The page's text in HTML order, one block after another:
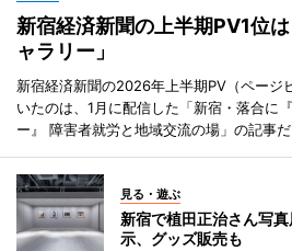
新宿経済新聞の上半期PV1位
ャラリー」
新宿経済新聞の2026年上半期PV（ページ
いたのは、1月に配信した「新宿・落合に
ー』 障害者就労と地域交流の場」の記事だ
見る・遊ぶ
新宿で植田正治さん写
示、グッズ販売も